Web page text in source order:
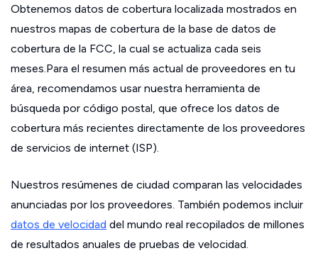
Obtenemos datos de cobertura localizada mostrados en
nuestros mapas de cobertura de la base de datos de
cobertura de la FCC, la cual se actualiza cada seis
meses.Para el resumen más actual de proveedores en tu
área, recomendamos usar nuestra herramienta de
búsqueda por código postal, que ofrece los datos de
cobertura más recientes directamente de los proveedores
de servicios de internet (ISP).
Nuestros resúmenes de ciudad comparan las velocidades
anunciadas por los proveedores. También podemos incluir
datos de velocidad del mundo real recopilados de millones
de resultados anuales de pruebas de velocidad.